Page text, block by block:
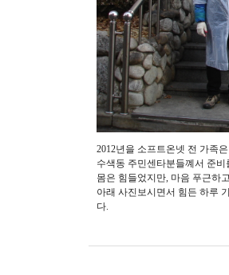
2012년을 소프트온넷 전 가족
수색동 주민센타분들꼐서 준
몸은 힘들었지만, 마음 푸근하
아래 사진보시면서 힘든 하루
다.